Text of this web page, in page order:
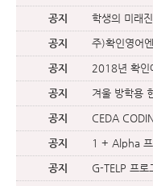
공지 학생의 미래
공지 주)확인영어
공지 2018년 확인
공지 겨울 방학용
공지 CEDA
공지 1 + Alpha 프
공지 G-TELP 프로